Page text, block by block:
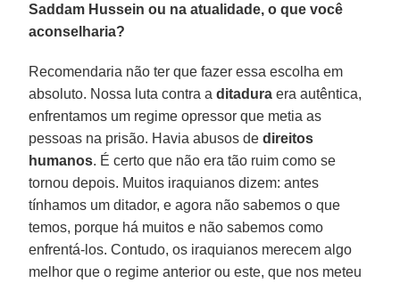
Saddam Hussein ou na atualidade, o que você
aconselharia?
Recomendaria não ter que fazer essa escolha em
absoluto. Nossa luta contra aditadura era autêntica,
enfrentamos um regime opressor que metia as
pessoas na prisão. Havia abusos dedireitos
humanos. É certo que não era tão ruim como se
tornou depois. Muitos iraquianos dizem: antes
tínhamos um ditador, e agora não sabemos o que
temos, porque há muitos e não sabemos como
enfrentá-los. Contudo, os iraquianos merecem algo
melhor que o regime anterior ou este, que nos meteu